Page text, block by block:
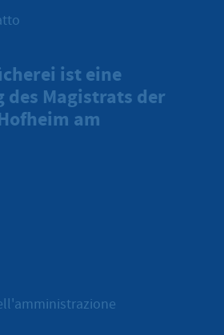
ist eine
des Magistrats der
am